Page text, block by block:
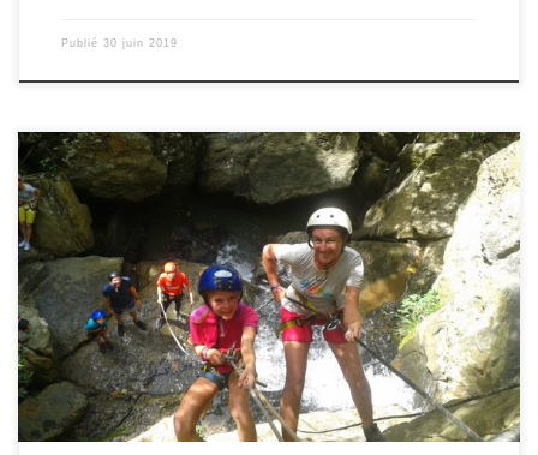
Publié 30 juin 2019
Du 22 au 25/06/2019 – Ingrid. C’est ainsi que nous atterrissons à
l’hôtel papillon, repère des backpackers, pour 3 nuits. Cette fois-ci
nous dormirons à 4 dans la même chambre, et à 3 dans un grand
lit. Sylvain, le propriétaire suisse, nous explique toutes les activités
que propose la […]